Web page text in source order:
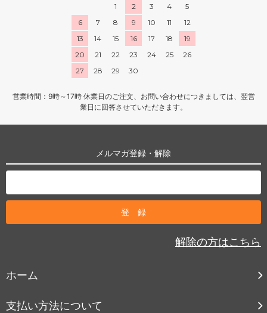
1
2 3 4
5
6
7 8 9 10 11
12
13
14 15 16 17 18
19
20
21 22 23 24 25
26
27
28 29 30
営業時間：9時～17時 休業日のご注文、お問い合わせにつきましては、翌営
業日に回答させていただきます。
メルマガ登録・解除
解除の方はこちら
ホーム
支払い方法について